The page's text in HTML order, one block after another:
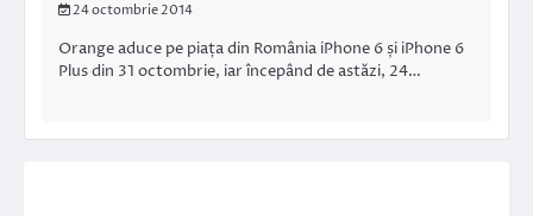
24 octombrie 2014
Orange aduce pe piața din România iPhone 6 și iPhone 6
Plus din 31 octombrie, iar începând de astăzi, 24…